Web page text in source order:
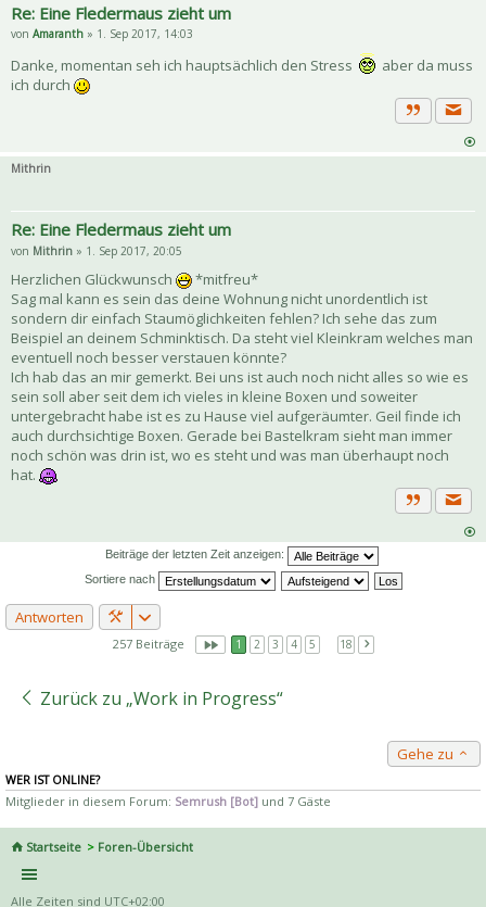
Re: Eine Fledermaus zieht um
von Amaranth » 1. Sep 2017, 14:03
Danke, momentan seh ich hauptsächlich den Stress
aber da muss
ich durch
Zitat
Mithrin
Re: Eine Fledermaus zieht um
von Mithrin » 1. Sep 2017, 20:05
Herzlichen Glückwunsch
*mitfreu*
Sag mal kann es sein das deine Wohnung nicht unordentlich ist
sondern dir einfach Staumöglichkeiten fehlen? Ich sehe das zum
Beispiel an deinem Schminktisch. Da steht viel Kleinkram welches man
eventuell noch besser verstauen könnte?
Ich hab das an mir gemerkt. Bei uns ist auch noch nicht alles so wie es
sein soll aber seit dem ich vieles in kleine Boxen und soweiter
untergebracht habe ist es zu Hause viel aufgeräumter. Geil finde ich
auch durchsichtige Boxen. Gerade bei Bastelkram sieht man immer
noch schön was drin ist, wo es steht und was man überhaupt noch
hat.
Zitat
Beiträge der letzten Zeit anzeigen:
Sortiere nach
Antworten
257 Beiträge 1 2 3 4 5 18
Zurück zu „Work in Progress“
Gehe zu
WER IST ONLINE?
Mitglieder in diesem Forum: Semrush [Bot] und 7 Gäste
Startseite Foren-Übersicht
Alle Zeiten sind UTC+02:00